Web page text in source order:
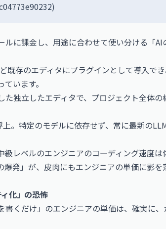
)
に課金し、用途に合わせて使い分ける「AI
既存のエディタにプラグインとして導入で
います。
た独立したエディタで、プロジェクト全体の
。特定のモデルに依存せず、常に最新の
レベルのエンジニアのコーディング速度は
発」が、皮肉にもエンジニアの単価に影を
化」の恐怖
くだけ」のエンジニアの単価は、確実に